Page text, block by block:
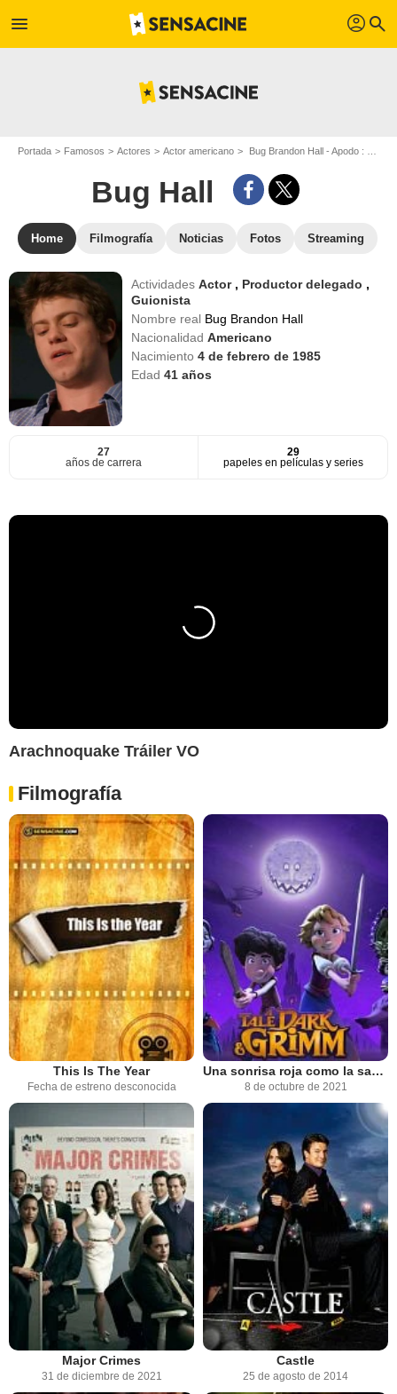
menu profil search
Portada Famosos Actores Actor americano Bug Brandon Hall - Apodo : Bug Hall
Bug Hall
Home Filmografía Noticias Fotos Streaming
ActividadesActor , Productor delegado ,
Guionista
Nombre real Bug Brandon Hall
NacionalidadAmericano
Nacimiento4 de febrero de 1985
Edad41 años
27
años de carrera
29
papeles en películas y series
Arachnoquake Tráiler VO
Filmografía
This Is The Year
Fecha de estreno desconocida
Una sonrisa roja como la sangre: Cuentos de los hermanos Grimm
8 de octubre de 2021
Major Crimes
31 de diciembre de 2021
Castle
25 de agosto de 2014